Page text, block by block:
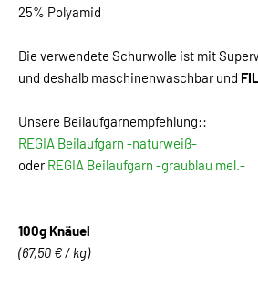
25% Polyamid
Die verwendete Schurwolle ist mit
und deshalb maschinenwaschbar und
Unsere Beilaufgarnempfehlung::
REGIA Beilaufgarn -naturweiß-
oderREGIA Beilaufgarn -graublau mel.-
100g Knäuel
(67,50 € / kg)